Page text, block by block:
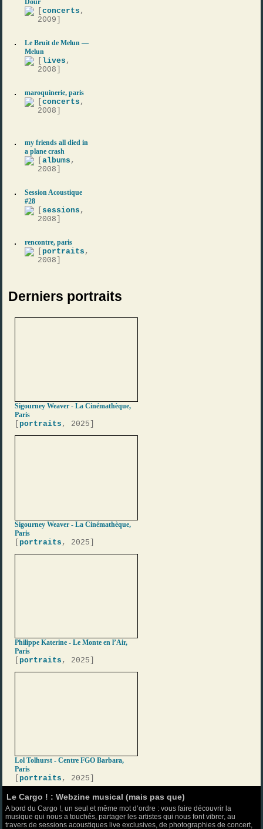
Dour
[concerts ,
2009]
Le Bruit de Melun —
Melun
lives ,
2008]
maroquinerie, paris
[concerts ,
2008]
my friends all died in
a plane crash
[albums ,
2008]
Session Acoustique
#28
sessions ,
2008]
rencontre, paris
portraits ,
2008]
Derniers portraits
Sigourney Weaver - La Cinémathèque,
Paris
portraits , 2025]
Sigourney Weaver - La Cinémathèque,
Paris
portraits , 2025]
Philippe Katerine - Le Monte en l’Air,
Paris
portraits , 2025]
Lol Tolhurst - Centre FGO Barbara,
Paris
portraits , 2025]
Le Cargo ! : Webzine musical (mais pas que)
A bord du Cargo !, un seul et même mot d’ordre : vous faire découvrir la
musique qui nous a touchés, partager les artistes qui nous font vibrer, au
travers de sessions acoustiques live exclusives, de photographies de concert,